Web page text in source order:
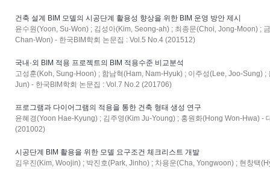
건축 설계 BIM 모델의 시공단계 활용성 향상을 위한 BIM 운영 방안 제시
윤수원(Yoon, Su-Won) ; 김성아(Kim, Seong-ah) ; 최종문(Choi, Jong-Moon) ;
Chan-Won) - 한국BIM학회 논문집 : Vol.5 No.4 (201512)
국내·외 BIM 적용 프로젝트의 BIM 적용수준 비교분석
고성훈(Koh, Sung-Hoon) ; 함남혁(Ham, Nam-Hyuk) ; 이주성(Lee, Joo-Sung)
Jun) - 한국BIM학회 논문집 : Vol.7 No.2 (201706)
프로그램과 다이어그램의 적용을 통한 건축 형태 생성 연구
윤혜경(Yoon Hae-Kyung) ; 김주영(Kim Ju-Young) ; 홍원화(Hong Won-Hwa) -
(201002)
시공단계 BIM 활용을 위한 모델 요구조건 체크리스트 개발
김우진(Kim, Woojin) ; 박진호(Park, Jinho) ; 차용운(Cha, Yongwoon) ; 현창택